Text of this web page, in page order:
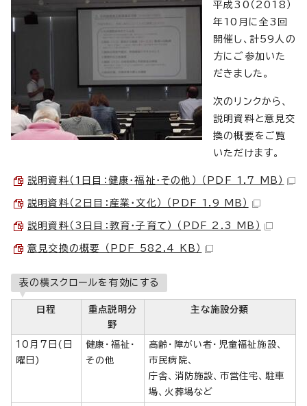
平成30（2018）
年10月に全3回
開催し、計59人の
方にご参加いた
だきました。
次のリンクから、
説明資料と意見交
換の概要をご覧
いただけます。
説明資料（1日目：健康・福祉・その他） （PDF 1.7 MB）
説明資料（2日目：産業・文化） （PDF 1.9 MB）
説明資料（3日目：教育・子育て） （PDF 2.3 MB）
意見交換の概要 （PDF 582.4 KB）
表の横スクロールを有効にする
日程
重点説明分
野
主な施設分類
10月7日(日
曜日)
健康・福祉・
その他
高齢・障がい者・児童福祉施設、
市民病院、
庁舎、消防施設、市営住宅、駐車
場、火葬場など